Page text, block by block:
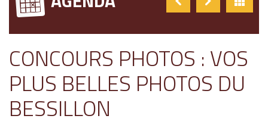
CONCOURS PHOTOS : VOS
PLUS BELLES PHOTOS DU
BESSILLON